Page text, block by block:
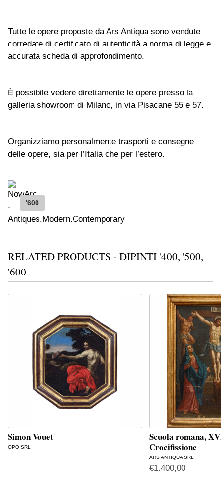
Tutte le opere proposte da Ars Antiqua sono vendute
corredate di certificato di autenticità a norma di legge e
accurata scheda di approfondimento.
È possibile vedere direttamente le opere presso la
galleria showroom di Milano, in via Pisacane 55 e 57.
Organizziamo personalmente trasporti e consegne
delle opere, sia per l’Italia che per l’estero.
'600
RELATED PRODUCTS - DIPINTI '400, '500,
'600
Simon Vouet
OPO SRL
Scuola romana,
Crocifissione
ARS ANTIQUA SRL
€1.400,00